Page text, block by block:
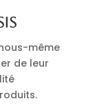
même
de leur